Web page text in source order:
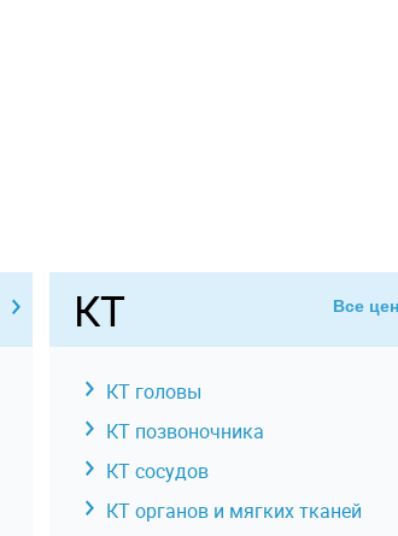
КТ Все
КТ головы
КТ позвоночника
КТ сосудов
КТ органов и мягких тканей